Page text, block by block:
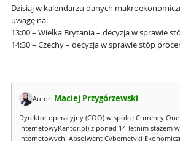
Dzisiaj w kalendarzu danych
uwagę na:
13:00 – Wielka Brytania – decyzja w sprawie
14:30 – Czechy – decyzja w sprawie stóp
Autor: Maciej Przygórzewski
Dyrektor operacyjny (COO) w spółce Currency
InternetowyKantor.pl) z ponad 14-letnim stażem
internetowych. Absolwent Cybernetyki